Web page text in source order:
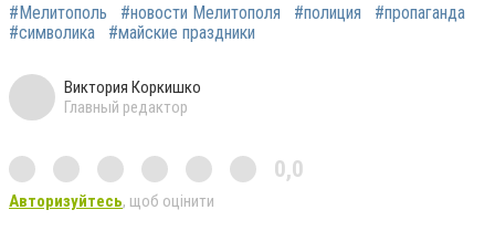
#Мелитополь #новости Мелитополя #полиция
#пропаганда
#символика
#майские праздники
Виктория Коркишко
Главный редактор
0,0
Авторизуйтесь, щоб оцінити